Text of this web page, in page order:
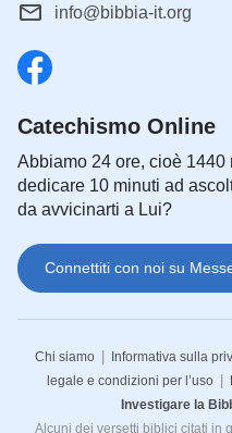
info@bibbia-it.org
Catechismo Online
Abbiamo 24 ore, cioè
dedicare 10 minuti ad
da avvicinarti a Lui?
Connettiti con noi su
Chi siamo | Informativa sulla
legale e condizioni per l’uso |
Investigare la
Alcuni dei versetti biblici citati in